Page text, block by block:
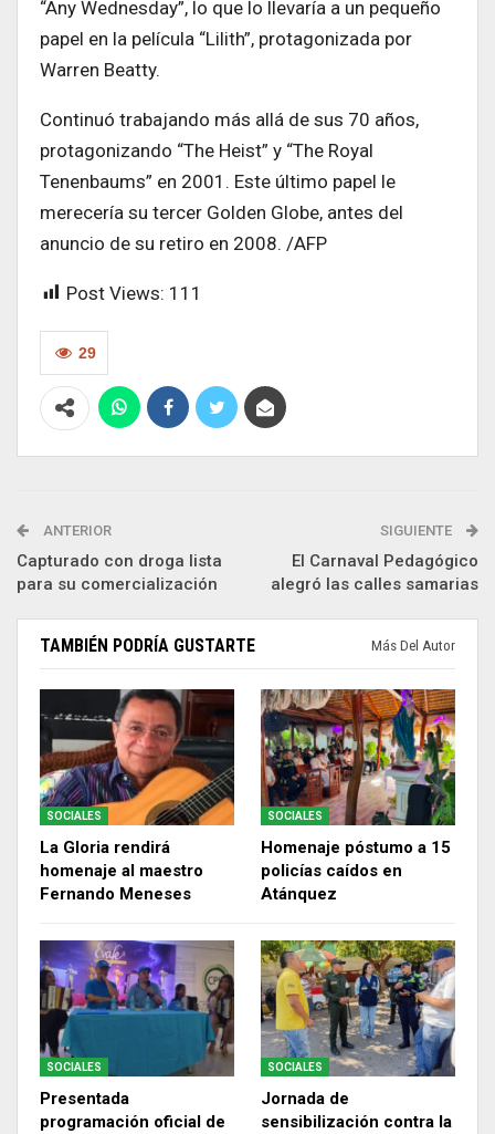
“Any Wednesday”, lo que lo llevaría a un pequeño
papel en la película “Lilith”, protagonizada por
Warren Beatty.
Continuó trabajando más allá de sus 70 años,
protagonizando “The Heist” y “The Royal
Tenenbaums” en 2001. Este último papel le
merecería su tercer Golden Globe, antes del
anuncio de su retiro en 2008. /AFP
Post Views: 111
29
ANTERIOR
Capturado con droga lista
para su comercialización
SIGUIENTE
El Carnaval Pedagógico
alegró las calles samarias
TAMBIÉN PODRÍA GUSTARTE Más Del Autor
SOCIALES
La Gloria rendirá
homenaje al maestro
Fernando Meneses
SOCIALES
Homenaje póstumo a 15
policías caídos en
Atánquez
SOCIALES
Presentada
programación oficial de
SOCIALES
Jornada de
sensibilización contra la